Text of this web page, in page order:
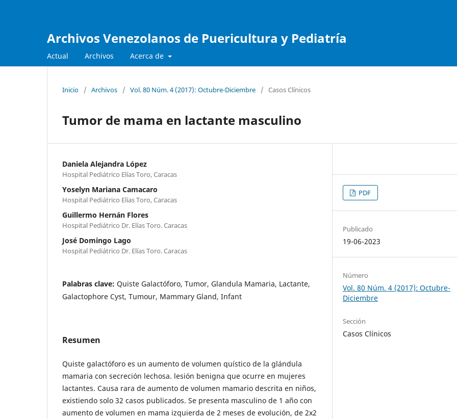
Archivos Venezolanos de Puericultura y Pediatría
Actual Archivos Acerca de
Inicio / Archivos / Vol. 80 Núm. 4 (2017): Octubre-Diciembre / Casos Clínicos
Tumor de mama en lactante masculino
Daniela Alejandra López
Hospital Pediátrico Elías Toro, Caracas
Yoselyn Mariana Camacaro
Hospital Pediátrico Elías Toro, Caracas
Guillermo Hernán Flores
Hospital Pediátrico Dr. Elías Toro. Caracas
José Domingo Lago
Hospital Pediátrico Dr. Elías Toro. Caracas
Palabras clave: Quiste Galactóforo, Tumor, Glandula Mamaria, Lactante,
Galactophore Cyst, Tumour, Mammary Gland, Infant
Resumen
Quiste galactóforo es un aumento de volumen quístico de la glándula
mamaria con secreción lechosa. lesión benigna que ocurre en mujeres
lactantes. Causa rara de aumento de volumen mamario descrita en niños,
existiendo solo 32 casos publicados. Se presenta masculino de 1 año con
aumento de volumen en mama izquierda de 2 meses de evolución, de 2x2
PDF
Publicado
19-06-2023
Número
Vol. 80 Núm. 4 (2017): Octubre-
Diciembre
Sección
Casos Clínicos